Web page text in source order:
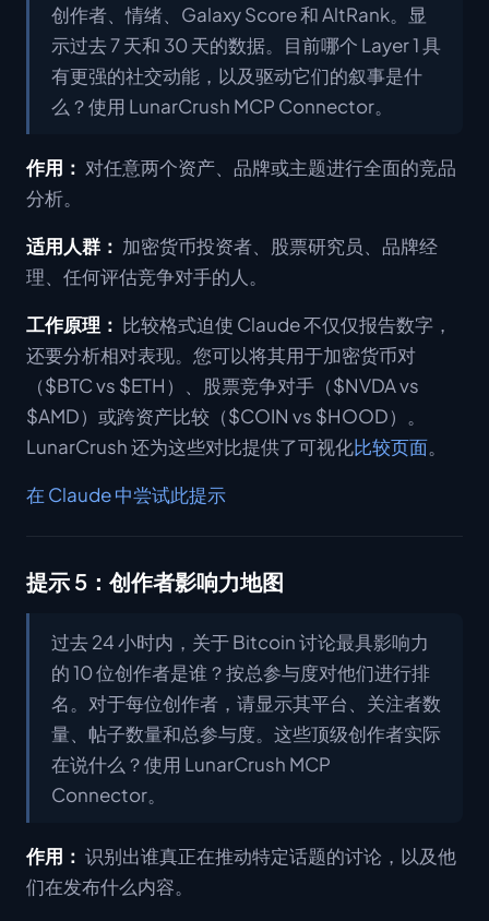
创作者、情绪、Galaxy Score 和 AltRank。显
示过去 7 天和 30 天的数据。目前哪个 Layer 1 具
有更强的社交动能，以及驱动它们的叙事是什
么？使用 LunarCrush MCP Connector。
作用： 对任意两个资产、品牌或主题进行全面的竞品
分析。
适用人群： 加密货币投资者、股票研究员、品牌经
理、任何评估竞争对手的人。
工作原理： 比较格式迫使 Claude 不仅仅报告数字，
还要分析相对表现。您可以将其用于加密货币对
（$BTC vs $ETH）、股票竞争对手（$NVDA vs
$AMD）或跨资产比较（$COIN vs $HOOD）。
LunarCrush 还为这些对比提供了可视化比较页面。
在 Claude 中尝试此提示
提示 5：创作者影响力地图
过去 24 小时内，关于 Bitcoin 讨论最具影响力
的 10 位创作者是谁？按总参与度对他们进行排
名。对于每位创作者，请显示其平台、关注者数
量、帖子数量和总参与度。这些顶级创作者实际
在说什么？使用 LunarCrush MCP
Connector。
作用： 识别出谁真正在推动特定话题的讨论，以及他
们在发布什么内容。